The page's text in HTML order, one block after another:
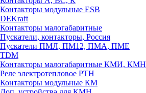
Контакторы модульные ESB
DEKraft
Контакторы малогабаритные
Пускатели, контакторы, Россия
Пускатели ПМЛ, ПМ12, ПМА, ПМЕ
TDM
Контакторы малогабаритные КМИ, КМН
Реле электротепловое РТН
Контакторы модульные КМ